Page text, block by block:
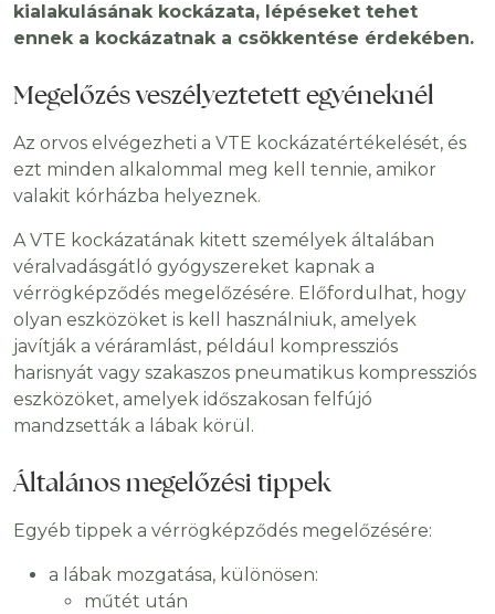
kialakulásának kockázata, lépéseket tehet
ennek a kockázatnak a csökkentése érdekében.
Megelőzés veszélyeztetett egyéneknél
Az orvos elvégezheti a VTE kockázatértékelését, és
ezt minden alkalommal meg kell tennie, amikor
valakit kórházba helyeznek.
A VTE kockázatának kitett személyek általában
véralvadásgátló gyógyszereket kapnak a
vérrögképződés megelőzésére. Előfordulhat, hogy
olyan eszközöket is kell használniuk, amelyek
javítják a véráramlást, például kompressziós
harisnyát vagy szakaszos pneumatikus kompressziós
eszközöket, amelyek időszakosan felfújó
mandzsetták a lábak körül.
Általános megelőzési tippek
Egyéb tippek a vérrögképződés megelőzésére:
a lábak mozgatása, különösen:
műtét után